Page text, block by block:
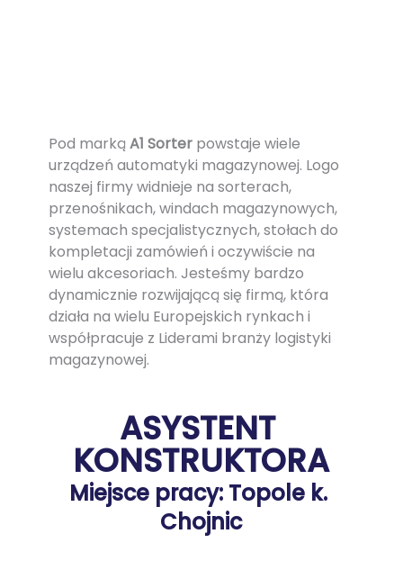
Pod marką A1 Sorter powstaje wiele
urządzeń automatyki magazynowej. Logo
naszej firmy widnieje na sorterach,
przenośnikach, windach magazynowych,
systemach specjalistycznych, stołach do
kompletacji zamówień i oczywiście na
wielu akcesoriach. Jesteśmy bardzo
dynamicznie rozwijającą się firmą, która
działa na wielu Europejskich rynkach i
współpracuje z Liderami branży logistyki
magazynowej.
ASYSTENT
KONSTRUKTORA
Miejsce pracy: Topole k.
Chojnic